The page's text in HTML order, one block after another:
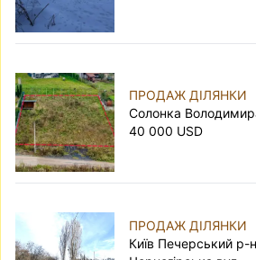
ПРОДАЖ ДІЛЯНКИ
Солонка
40 000 USD
ПРОДАЖ ДІЛЯНКИ
Київ Печерський